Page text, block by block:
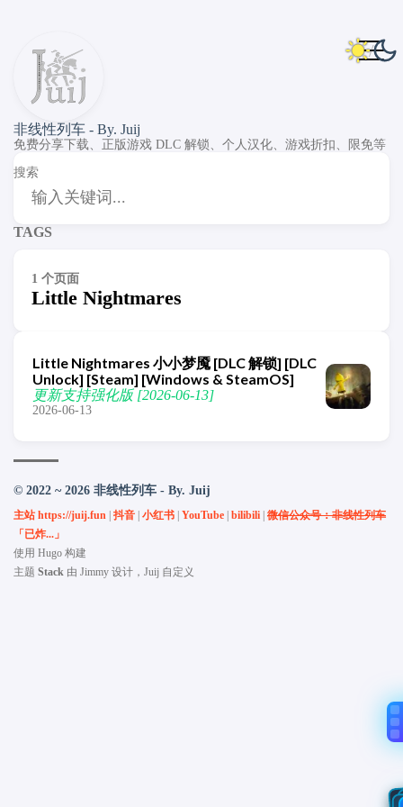
非线性列车 - By. Juij
免费分享下载、正版游戏 DLC 解锁、个人汉化、游戏折扣、限免等
搜索
TAGS
1 个页面
Little Nightmares
Little Nightmares 小小梦魇 [DLC 解锁] [DLC
Unlock] [Steam] [Windows & SteamOS]
更新支持强化版 [2026-06-13]
2026-06-13
© 2022 ~ 2026 非线性列车 - By. Juij
主站 https://juij.fun 抖音 小红书 YouTube bilibili 微信公众号：非线性列车
「已炸...」
使用 Hugo 构建
主题 Stack 由 Jimmy 设计，Juij 自定义